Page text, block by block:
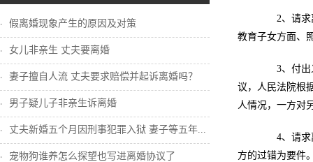
假离婚现象产生的原因及对策
女儿非亲生 丈夫要离婚
妻子擅自人流 丈夫要求赔偿并起诉离婚吗？
男子疑儿子非亲生诉离婚
丈夫新婚五个月因刑事犯罪入狱 妻子等五年...
宠物狗谁养怎么探望也写进离婚协议了
2、请求离
教育子女方面、
3、付出义
议，人民法院根
人情况，一方对
4、请求离
方的过错为要件